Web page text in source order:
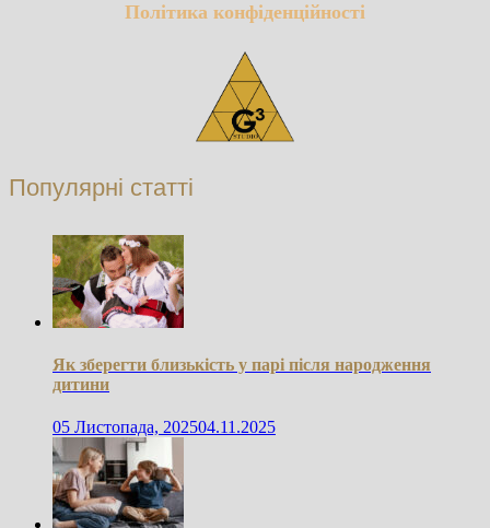
Політика конфіденційності
Популярні статті
Як зберегти близькість у парі після народження
дитини
05 Листопада, 202504.11.2025